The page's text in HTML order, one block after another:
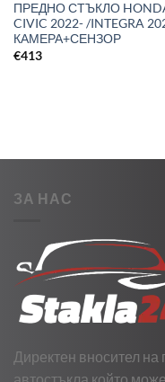
ПРЕДНО СТЪКЛО
CIVIC 2022- /INTEGRA
КАМЕРА+СЕНЗОР
€413
ЗА НАС
Директен вносител на